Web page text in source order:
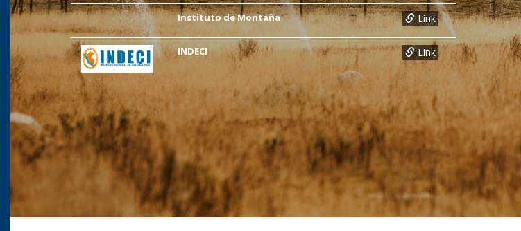
Instituto de Montaña Link
INDECI Link